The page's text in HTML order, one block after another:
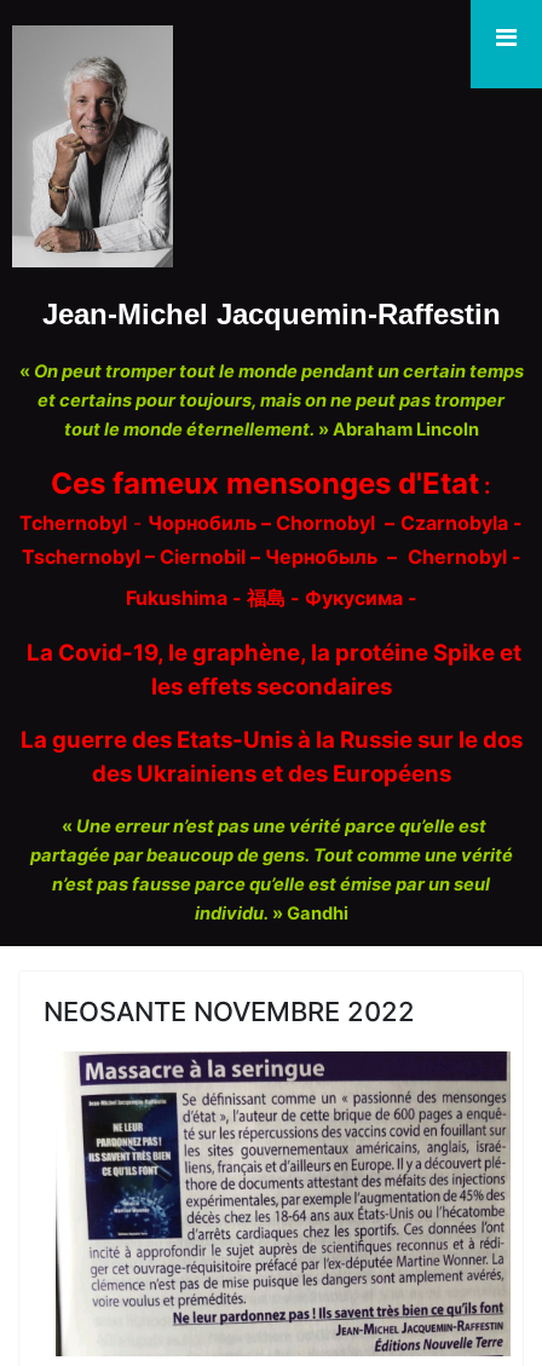
Jean-Michel Jacquemin-Raffestin
« On peut tromper tout le monde pendant un certain temps
et certains pour toujours, mais on ne peut pas tromper
tout le monde éternellement. » Abraham Lincoln
Ces fameux mensonges d'Etat :
Tchernobyl - Чорнобиль – Chornobyl – Czarnobyla -
Tschernobyl – Ciernobil – Чернобыль – Chernobyl -
Fukushima - 福島 - Фукусима -
La Covid-19, le graphène, la protéine Spike et
les effets secondaires
La guerre des Etats-Unis à la Russie sur le dos
des Ukrainiens et des Européens
« Une erreur n’est pas une vérité parce qu’elle est
partagée par beaucoup de gens. Tout comme une vérité
n’est pas fausse parce qu’elle est émise par un seul
individu. » Gandhi
NEOSANTE NOVEMBRE 2022